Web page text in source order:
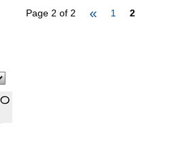
Page 2 of 2 « 1 2